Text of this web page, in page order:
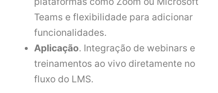
Teams e flexibilidade para adicionar
funcionalidades.
Aplicação. Integração de webinars e
treinamentos ao vivo diretamente no
fluxo do LMS.